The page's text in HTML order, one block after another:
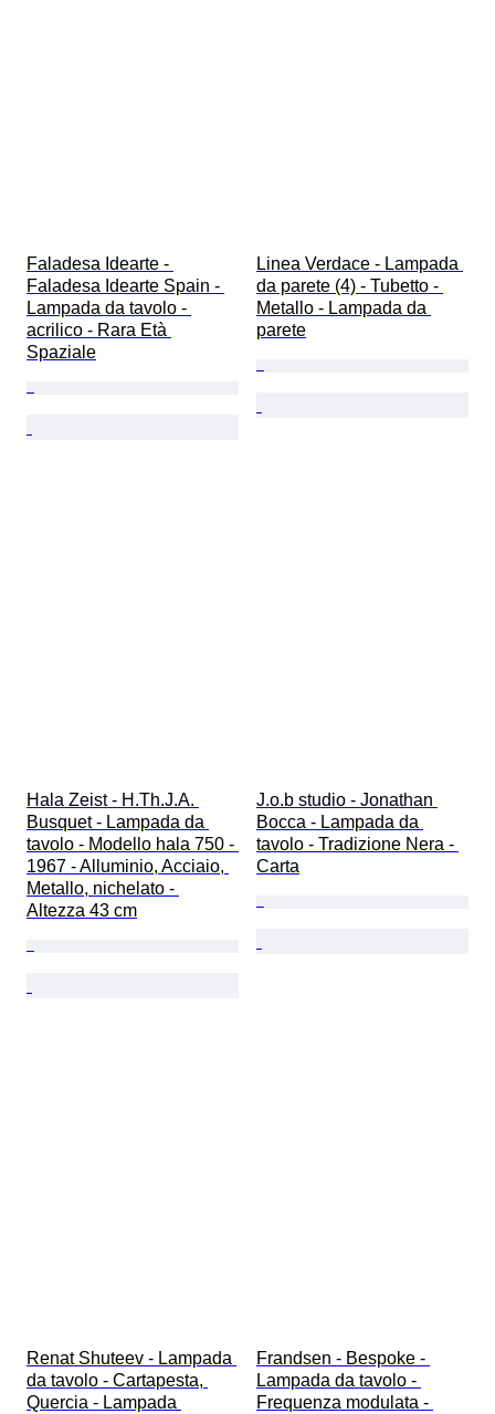
Faladesa Idearte -
Faladesa Idearte Spain -
Lampada da tavolo -
acrilico - Rara Età
Spaziale
Linea Verdace - Lampada
da parete (4) - Tubetto -
Metallo - Lampada da
parete
Hala Zeist - H.Th.J.A.
Busquet - Lampada da
tavolo - Modello hala 750 -
1967 - Alluminio, Acciaio,
Metallo, nichelato -
Altezza 43 cm
J.o.b studio - Jonathan
Bocca - Lampada da
tavolo - Tradizione Nera -
Carta
Renat Shuteev - Lampada
da tavolo - Cartapesta,
Quercia - Lampada
Frandsen - Bespoke -
Lampada da tavolo -
Frequenza modulata -